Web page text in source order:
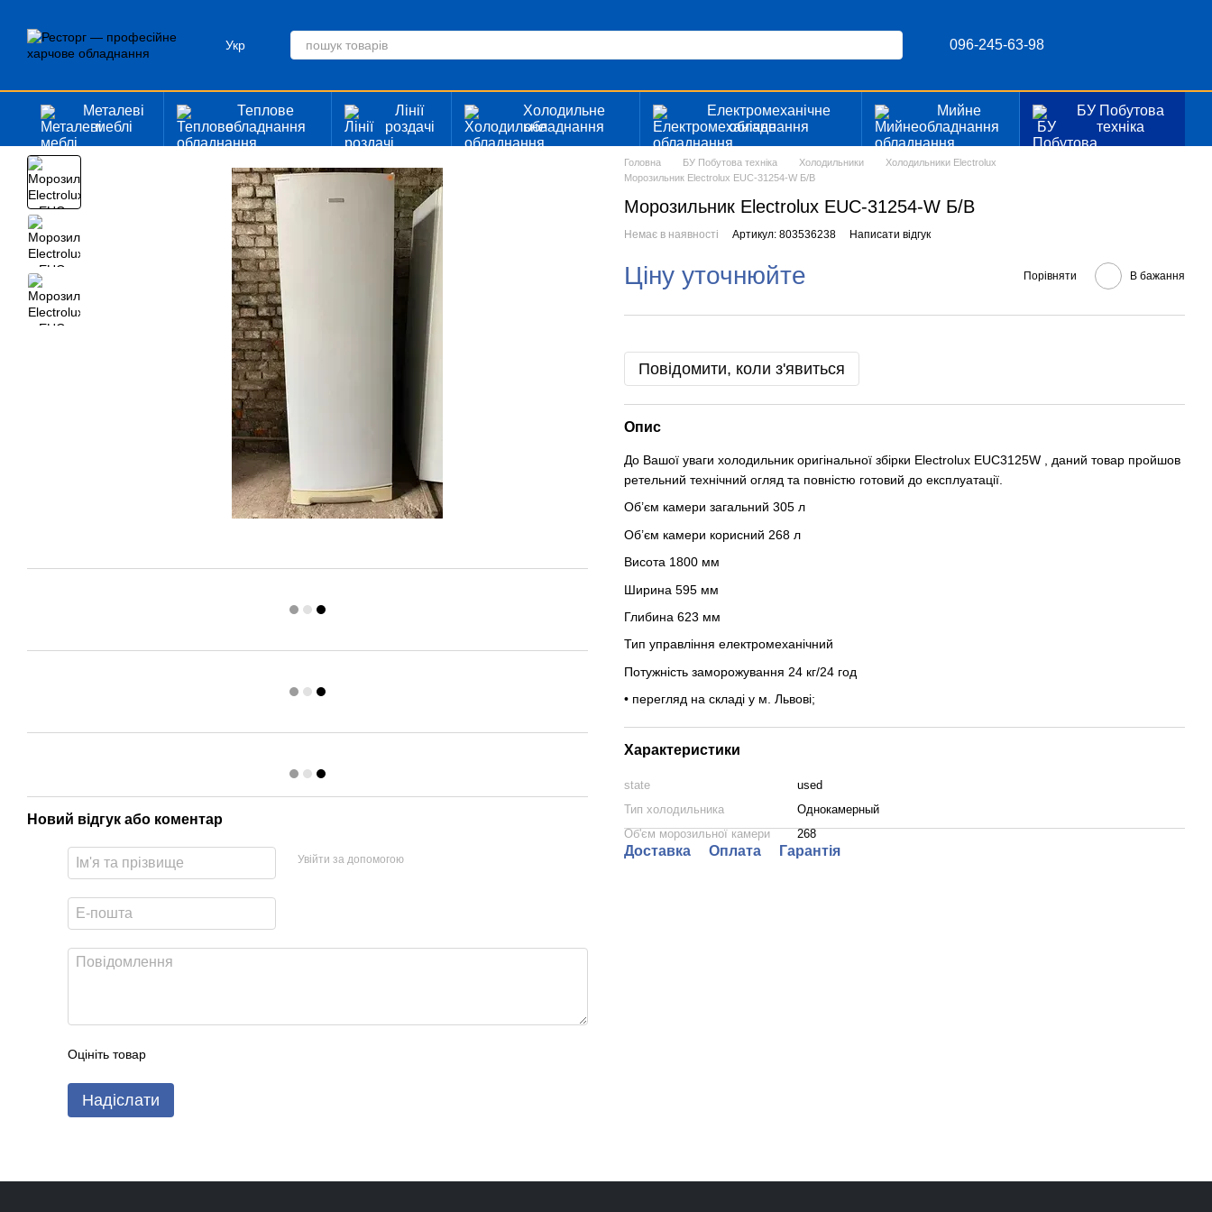
Укр 096-245-63-98
Металеві
меблі
Теплове
обладнання
Лінії
роздачі
Холодильне
обладнання
Електромеханічне
обладнання
Мийне
обладнання
БУ Побутова
техніка
Новий відгук або коментар
Увійти за допомогою
Оцініть товар
Надіслати
Головна БУ Побутова техніка Холодильники
Холодильники Electrolux
Морозильник Electrolux EUC-31254-W Б/В
Морозильник Electrolux EUC-31254-W Б/В
Немає в наявності Артикул: 803536238 Написати відгук
Ціну уточнюйте Порівняти В бажання
Повідомити, коли з'явиться
Опис
До Вашої уваги холодильник оригінальної збірки Electrolux EUC3125W , даний товар пройшов
ретельний технічний огляд та повністю готовий до експлуатації.
Об’єм камери загальний 305 л
Об’єм камери корисний 268 л
Висота 1800 мм
Ширина 595 мм
Глибина 623 мм
Тип управління електромеханічний
Потужність заморожування 24 кг/24 год
• перегляд на складі у м. Львові;
Характеристики
state
used
Тип холодильника
Однокамерный
Об'єм морозильної камери
268
Доставка Оплата Гарантія